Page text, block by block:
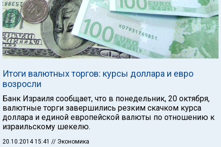
Итоги валютных торгов: курсы доллара и евро
возросли
Банк Израиля сообщает, что в понедельник, 20 октября,
валютные торги завершились резким скачком курса
доллара и единой европейской валюты по отношению к
израильскому шекелю.
20.10.2014 15:41 // Экономика